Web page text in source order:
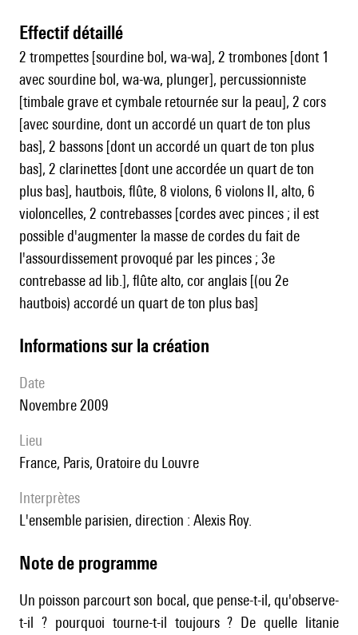
effectif détaillé
2 trompettes [sourdine bol, wa-wa], 2 trombones [dont 1
avec sourdine bol, wa-wa, plunger], percussionniste
[timbale grave et cymbale retournée sur la peau], 2 cors
[avec sourdine, dont un accordé un quart de ton plus
bas], 2 bassons [dont un accordé un quart de ton plus
bas], 2 clarinettes [dont une accordée un quart de ton
plus bas], hautbois, flûte, 8 violons, 6 violons II, alto, 6
violoncelles, 2 contrebasses [cordes avec pinces ; il est
possible d'augmenter la masse de cordes du fait de
l'assourdissement provoqué par les pinces ; 3e
contrebasse ad lib.], flûte alto, cor anglais [(ou 2e
hautbois) accordé un quart de ton plus bas]
informations sur la création
date
Novembre 2009
lieu
France, Paris, Oratoire du Louvre
interprètes
l'ensemble parisien, direction : Alexis Roy.
Note de programme
Un poisson parcourt son bocal, que pense-t-il, qu'observe-
t-il ? pourquoi tourne-t-il toujours ? De quelle litanie